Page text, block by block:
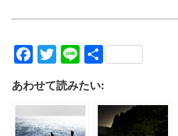
Facebook
Twitter
Line共
あわせて読みたい: